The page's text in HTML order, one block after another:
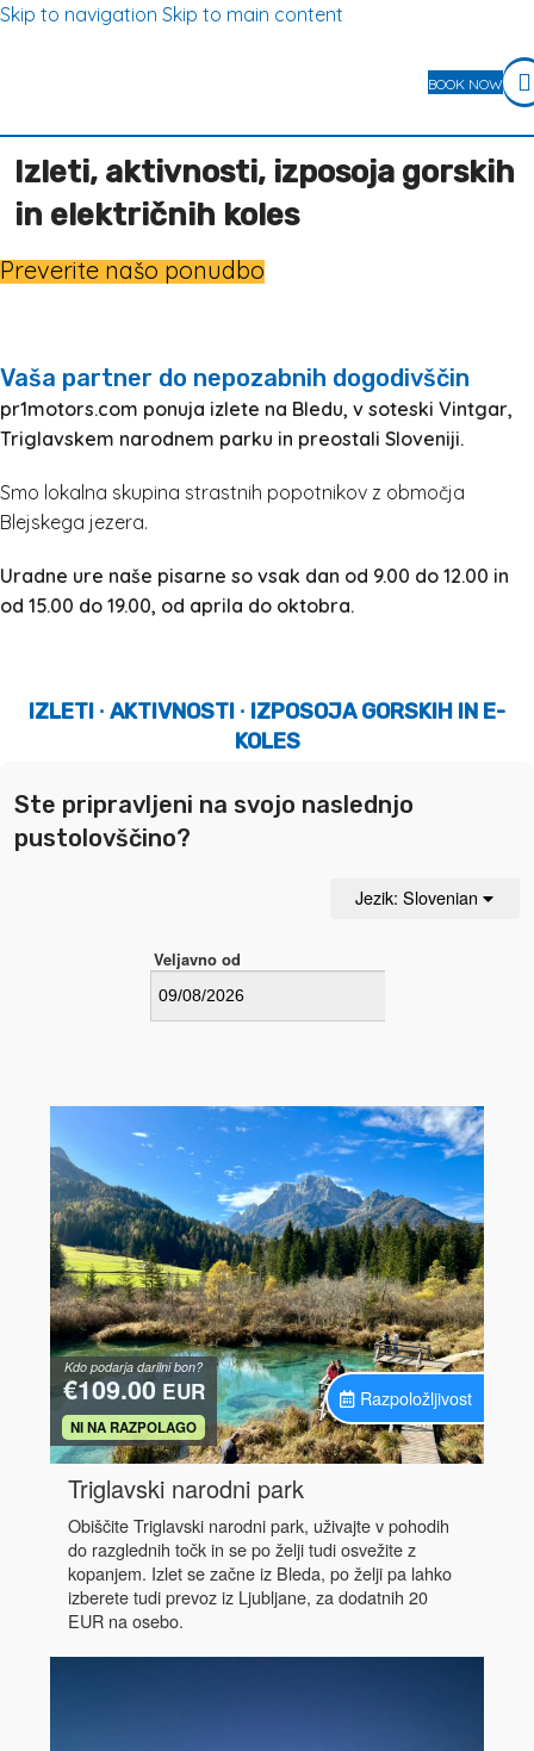
Skip to navigation Skip to main content
BOOK NOW
Izleti, aktivnosti, izposoja gorskih
in električnih koles
Preverite našo ponudbo
Vaša partner do nepozabnih dogodivščin
pr1motors.com ponuja izlete na Bledu, v soteski Vintgar,
Triglavskem narodnem parku in preostali Sloveniji.
Smo lokalna skupina strastnih popotnikov z območja
Blejskega jezera.
Uradne ure naše pisarne so vsak dan od 9.00 do 12.00 in
od 15.00 do 19.00, od aprila do oktobra.
IZLETI ∙ AKTIVNOSTI ∙ IZPOSOJA GORSKIH IN E-
KOLES
Ste pripravljeni na svojo naslednjo
pustolovščino?